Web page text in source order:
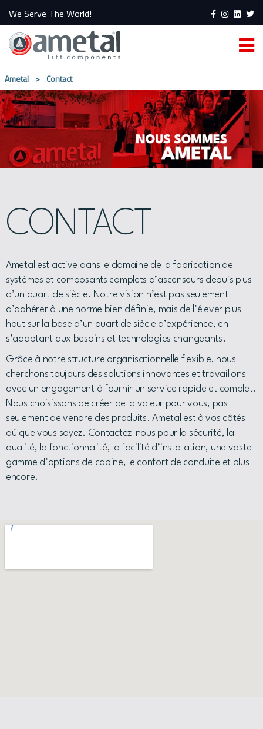
We Serve The World!
Ametal > Contact
CONTACT
Ametal est active dans le domaine de la fabrication de
systèmes et composants complets d’ascenseurs depuis plus
d’un quart de siècle. Notre vision n’est pas seulement
d’adhérer à une norme bien définie, mais de l’élever plus
haut sur la base d’un quart de siècle d’expérience, en
s’adaptant aux besoins et technologies changeants.
Grâce à notre structure organisationnelle flexible, nous
cherchons toujours des solutions innovantes et travaillons
avec un engagement à fournir un service rapide et complet.
Nous choisissons de créer de la valeur pour vous, pas
seulement de vendre des produits. Ametal est à vos côtés
où que vous soyez. Contactez-nous pour la sécurité, la
qualité, la fonctionnalité, la facilité d’installation, une vaste
gamme d’options de cabine, le confort de conduite et plus
encore.